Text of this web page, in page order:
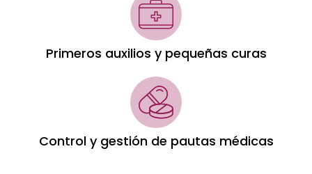
Primeros auxilios y pequeñas curas
Control y gestión de pautas médicas